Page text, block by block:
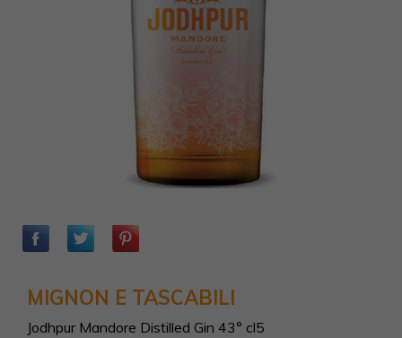
MIGNON E TASCABILI
Jodhpur Mandore Distilled Gin 43° cl5